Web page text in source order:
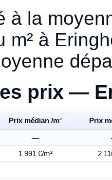
à la
m² à
prix —
Prix médian /m² Prix
—
1 991 €/m² 2